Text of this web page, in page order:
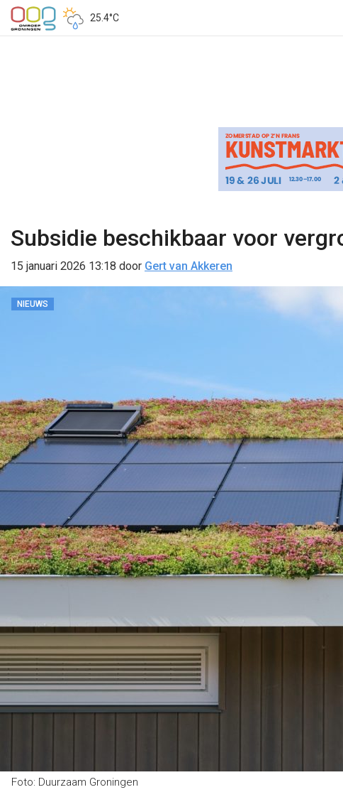
25.4°C
Subsidie beschikbaar voor
15 januari 2026 13:18 door Gert van Akkeren
NIEUWS
Foto: Duurzaam Groningen